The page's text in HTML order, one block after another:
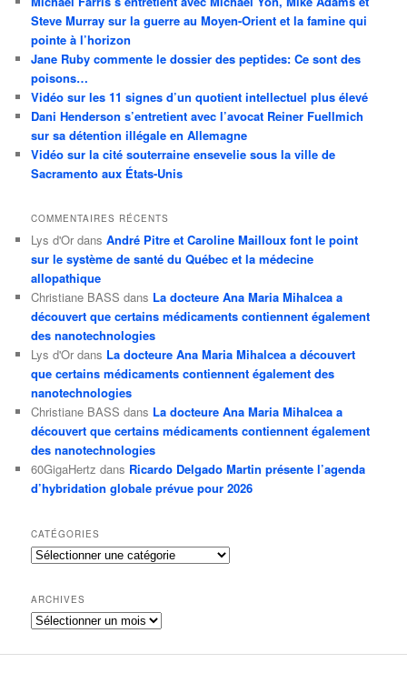
Steve Murray sur la guerre au Moyen-Orient et la famine qui
pointe à l’horizon
Jane Ruby commente le dossier des peptides: Ce sont des
poisons…
Vidéo sur les 11 signes d’un quotient intellectuel plus élevé
Dani Henderson s’entretient avec l’avocat Reiner Fuellmich
sur sa détention illégale en Allemagne
Vidéo sur la cité souterraine ensevelie sous la ville de
Sacramento aux États-Unis
COMMENTAIRES RÉCENTS
Lys d'Or dansAndré Pitre et Caroline Mailloux font le point
sur le système de santé du Québec et la médecine
allopathique
Christiane BASS dans La docteure Ana Maria Mihalcea a
découvert que certains médicaments contiennent également
des nanotechnologies
Lys d'Or dans La docteure Ana Maria Mihalcea a découvert
que certains médicaments contiennent également des
nanotechnologies
Christiane BASS dans La docteure Ana Maria Mihalcea a
découvert que certains médicaments contiennent également
des nanotechnologies
60GigaHertz dans Ricardo Delgado Martin présente l’agenda
d’hybridation globale prévue pour 2026
CATÉGORIES
Catégories
ARCHIVES
Archives